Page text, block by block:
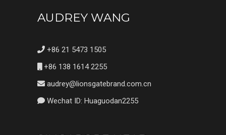
AUDREY WANG
+86 21 5473 1505
+86 138 1614 2255
audrey@lionsgatebrand.com.cn
Wechat ID: Huaguodan2255